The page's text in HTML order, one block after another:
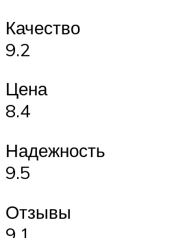
Качество
9.2
Цена
8.4
Надежность
9.5
Отзывы